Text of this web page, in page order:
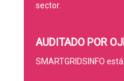
sector.
AUDITADO POR
SMARTGRIDSINFO